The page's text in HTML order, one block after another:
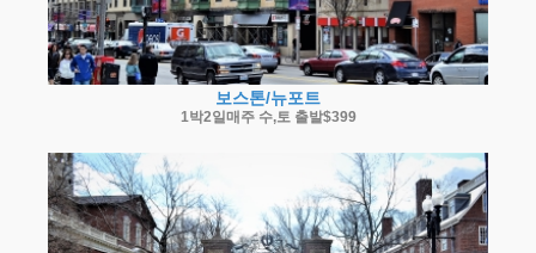
보스톤/뉴포트
1박2일매주 수,토 출발$399